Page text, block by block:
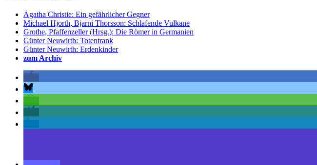
Agatha Christie: Ein gefährlicher Gegner
Michael Hjorth, Bjarni Thorsson: Schlafende Vulkane
Grothe, Pfaffenzeller (Hrsg.): Die Römer in Germanien
Günter Neuwirth: Totentrank
Günter Neuwirth: Erdenkinder
zum Archiv